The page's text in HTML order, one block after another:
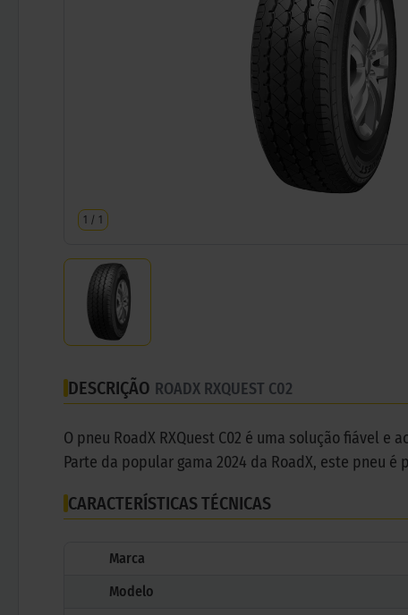
1 / 1
DESCRIÇÃO ROADX RXQUEST C02
O pneu RoadX RXQuest C02 é uma solução fiável
Parte da popular gama 2024 da RoadX, este pneu
CARACTERÍSTICAS TÉCNICAS
Marca
Modelo